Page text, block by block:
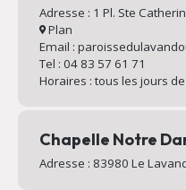
Adresse : 1 Pl. Ste
Plan
Email :
Tel : 04 83 57 61 71
Horaires : tous les jours
Chapelle Notre
Adresse : 83980 Le